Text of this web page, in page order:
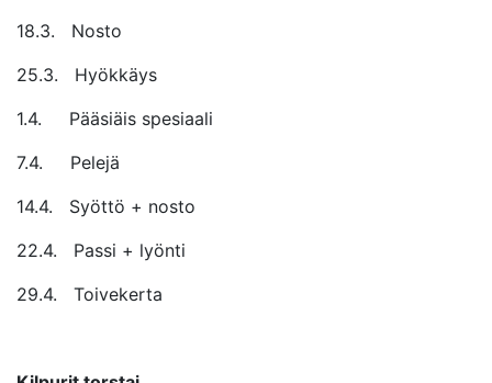
18.3. Nosto
25.3. Hyökkäys
1.4. Pääsiäis spesiaali
7.4. Pelejä
14.4. Syöttö + nosto
22.4. Passi + lyönti
29.4. Toivekerta